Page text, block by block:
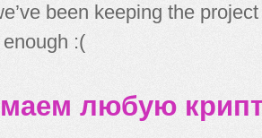
been keeping the
:(
любую